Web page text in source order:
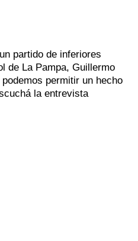
partido de inferiores
de La Pampa, Guillermo
permitir un hecho
la entrevista